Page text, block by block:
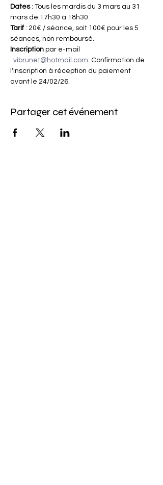
Dates : Tous les mardis du 3 mars au 31
mars de 17h30 à 18h30.
Tarif : 20€ / séance, soit 100€ pour les 5
séances, non remboursé.
Inscription par e-mail
: vibrunet@hotmail.com. Confirmation de
l'inscription à réception du paiement
avant le 24/02/26.
Partager cet événement